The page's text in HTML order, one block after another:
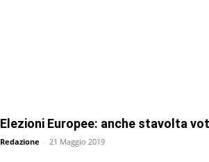
Elezioni Europee: anche stavolta
Redazione - 21 Maggio 2019